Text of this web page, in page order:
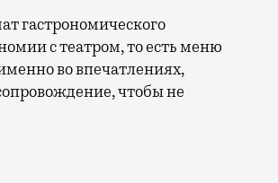
гастрономического
с театром, то есть меню
во впечатлениях,
чтобы не